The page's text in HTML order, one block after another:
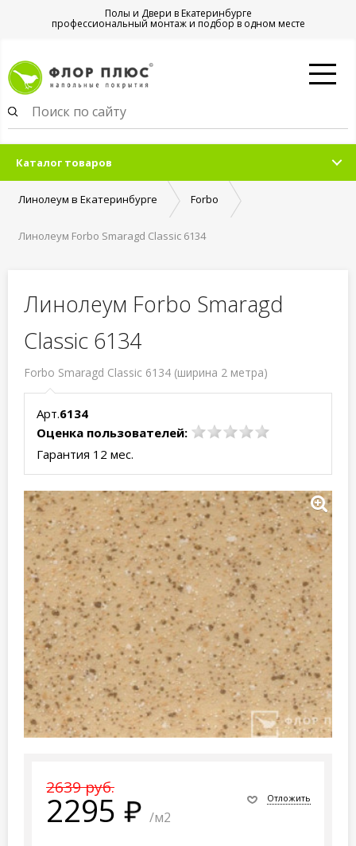
Полы и Двери в Екатеринбурге
профессиональный монтаж и подбор в одном месте
Каталог товаров
Линолеум в Екатеринбурге Forbo
Линолеум Forbo Smaragd Classic 6134
Линолеум Forbo Smaragd
Classic 6134
Forbo Smaragd Classic 6134 (ширина 2 метра)
Арт.6134
Оценка пользователей:
Гарантия 12 мес.
2639 руб.
2295 /м2
Отложить